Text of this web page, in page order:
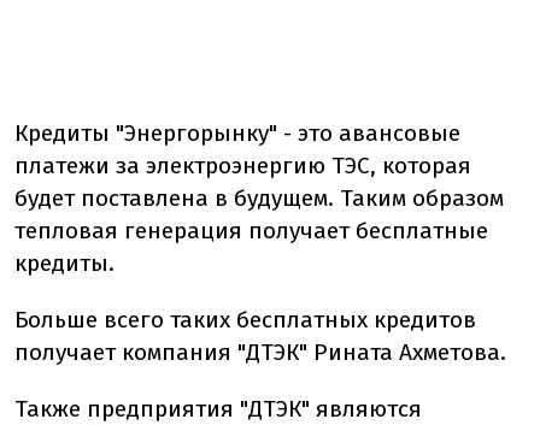
Кредиты "Энергорынку" - это авансовые
платежи за электроэнергию ТЭС, которая
будет поставлена ​​в будущем. Таким образом
тепловая генерация получает бесплатные
кредиты.
Больше всего таких бесплатных кредитов
получает компания "ДТЭК" Рината Ахметова.
Также предприятия "ДТЭК" являются